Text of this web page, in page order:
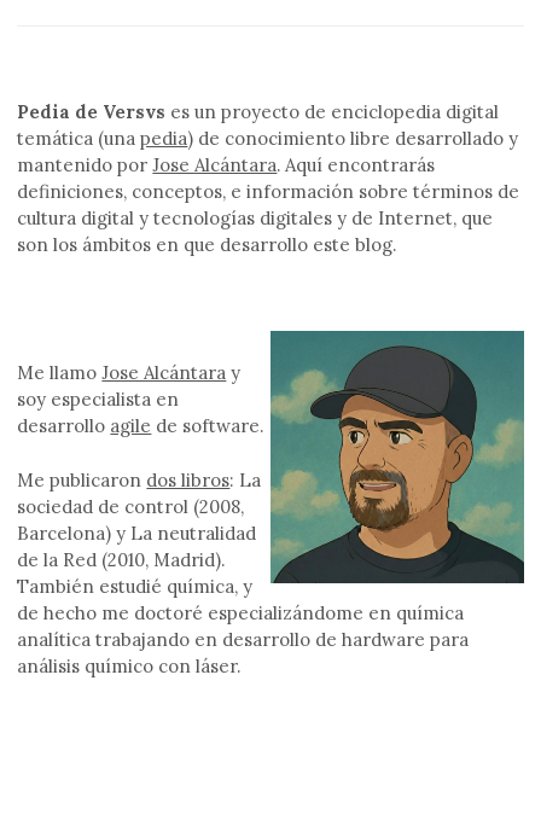
Pedia de Versvs es un proyecto de enciclopedia digital
temática (unapedia) de conocimiento libre desarrollado y
mantenido porJose Alcántara. Aquí encontrarás
definiciones, conceptos, e información sobre términos de
cultura digital y tecnologías digitales y de Internet, que
son los ámbitos en que desarrollo este blog.
Me llamoJose Alcántara y
soy especialista en
desarrollo agile de software.
Me publicaron dos libros: La
sociedad de control (2008,
Barcelona) y La neutralidad
de la Red (2010, Madrid).
También estudié química, y
de hecho me doctoré especializándome en química
analítica trabajando en desarrollo de hardware para
análisis químico con láser.